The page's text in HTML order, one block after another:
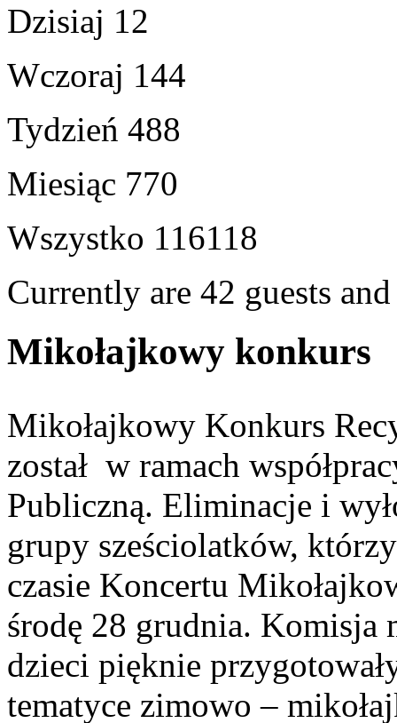
Dzisiaj 12
Wczoraj 144
Tydzień 488
Miesiąc 770
Wszystko 116118
Currently are 42 guests
Mikołajkowy konkurs
Mikołajkowy Konkurs
został w ramach
Publiczną. Eliminacje i
grupy sześciolatków,
czasie Koncertu
środę 28 grudnia. Komisja
dzieci pięknie
tematyce zimowo –